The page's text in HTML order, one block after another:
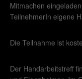
Mitmachen
TeilnehmerIn eigene
Die Teilnahme ist
Der Handarbeitstreff